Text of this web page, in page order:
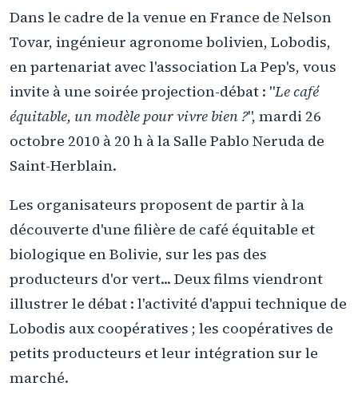
Dans le cadre de la venue en France de Nelson
Tovar, ingénieur agronome bolivien, Lobodis,
en partenariat avec l'association La Pep's, vous
invite à une soirée projection-débat : "Le café
équitable, un modèle pour vivre bien ?", mardi 26
octobre 2010 à 20 h à la Salle Pablo Neruda de
Saint-Herblain.
Les organisateurs proposent de partir à la
découverte d'une filière de café équitable et
biologique en Bolivie, sur les pas des
producteurs d'or vert... Deux films viendront
illustrer le débat : l'activité d'appui technique de
Lobodis aux coopératives ; les coopératives de
petits producteurs et leur intégration sur le
marché.